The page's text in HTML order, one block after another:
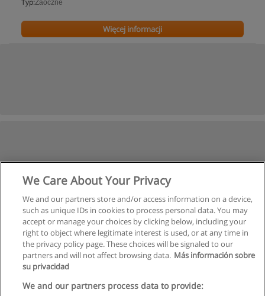
Typ:Zaoczne
Więcej informacji
We Care About Your Privacy
We and our partners store and/or access information on a device,
such as unique IDs in cookies to process personal data. You may
accept or manage your choices by clicking below, including your
right to object where legitimate interest is used, or at any time in
the privacy policy page. These choices will be signaled to our
partners and will not affect browsing data. Más información sobre
su privacidad
We and our partners process data to provide: